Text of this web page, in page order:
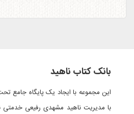
بانک کتاب ناهید
این مجموعه با ایجاد یک پایگاه جامع
با مدیریت ناهید مشهدی رفیعی خدمتی